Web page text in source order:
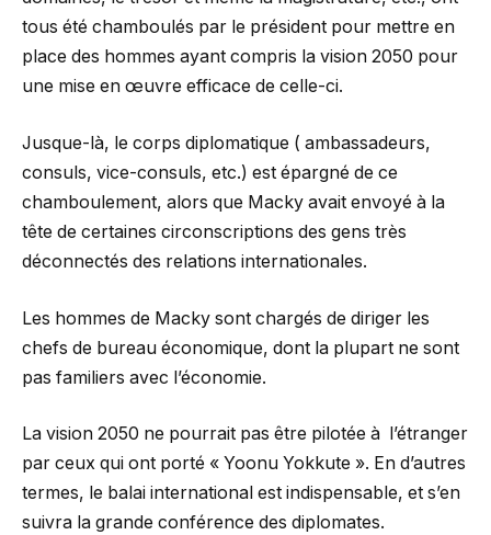
tous été chamboulés par le président pour mettre en
place des hommes ayant compris la vision 2050 pour
une mise en œuvre efficace de celle-ci.
Jusque-là, le corps diplomatique ( ambassadeurs,
consuls, vice-consuls, etc.) est épargné de ce
chamboulement, alors que Macky avait envoyé à la
tête de certaines circonscriptions des gens très
déconnectés des relations internationales.
Les hommes de Macky sont chargés de diriger les
chefs de bureau économique, dont la plupart ne sont
pas familiers avec l’économie.
La vision 2050 ne pourrait pas être pilotée à l’étranger
par ceux qui ont porté « Yoonu Yokkute ». En d’autres
termes, le balai international est indispensable, et s’en
suivra la grande conférence des diplomates.